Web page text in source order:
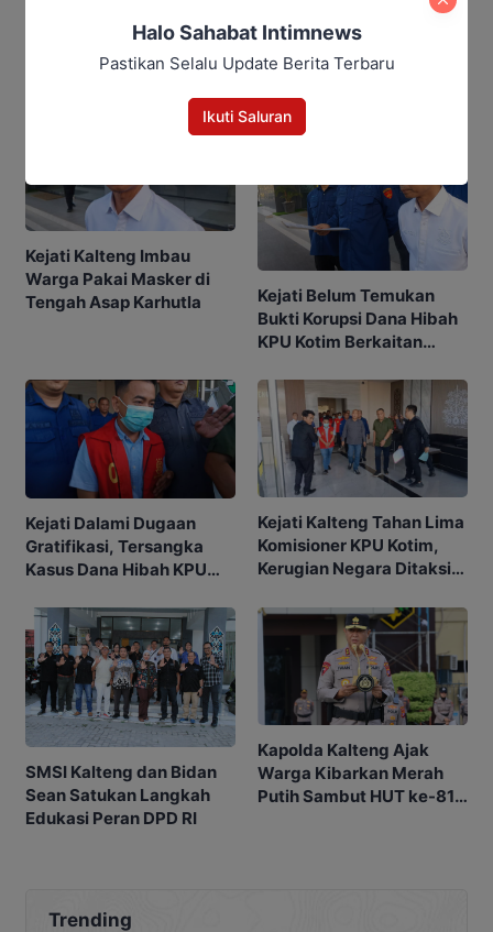
Berita Rekomendasi
Kejati Kalteng Imbau
Warga Pakai Masker di
Tengah Asap Karhutla
Kejati Belum Temukan
Bukti Korupsi Dana Hibah
KPU Kotim Berkaitan
Kejati Dalami Dugaan
Gratifikasi, Tersangka
Kasus Dana Hibah KPU
Kejati Kalteng Tahan Lima
Komisioner KPU Kotim,
Kerugian Negara Ditaksir
SMSI Kalteng dan Bidan
Sean Satukan Langkah
Edukasi Peran DPD RI
Kapolda Kalteng Ajak
Warga Kibarkan Merah
Putih Sambut HUT ke-81
Trending
Halo Sahabat Intimnews
Pastikan Selalu Update Berita Terbaru
Ikuti Saluran